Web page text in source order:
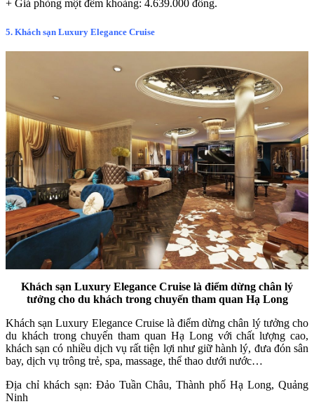
+ Giá phòng một đêm khoảng: 4.639.000 đồng.
5. Khách sạn Luxury Elegance Cruise
Khách sạn Luxury Elegance Cruise là điểm dừng chân lý
tưởng cho du khách trong chuyến tham quan Hạ Long
Khách sạn Luxury Elegance Cruise là điểm dừng chân lý tưởng cho
du khách trong chuyến tham quan Hạ Long với chất lượng cao,
khách sạn có nhiều dịch vụ rất tiện lợi như giữ hành lý, đưa đón sân
bay, dịch vụ trông trẻ, spa, massage, thể thao dưới nước…
Địa chỉ khách sạn: Đảo Tuần Châu, Thành phố Hạ Long, Quảng
Ninh